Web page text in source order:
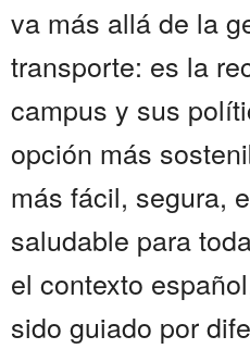
va más allá de la
transporte: es la
campus y sus
opción más
más fácil, segura,
saludable para
el contexto
sido guiado por